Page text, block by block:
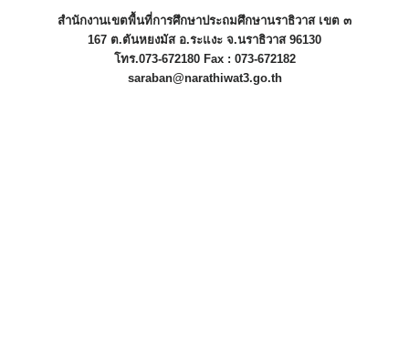
สำนักงานเขตพื้นที่การศึกษาประถมศึกษานราธิวาส เขต ๓
167 ต.ตันหยงมัส อ.ระแงะ จ.นราธิวาส 96130
โทร.073-672180 Fax : 073-672182
saraban@narathiwat3.go.th